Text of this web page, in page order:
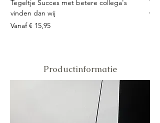
Tegeltje Succes met betere collega's
vinden dan wij
Vanaf€ 15,95
Verkoopprijs
Productinformatie